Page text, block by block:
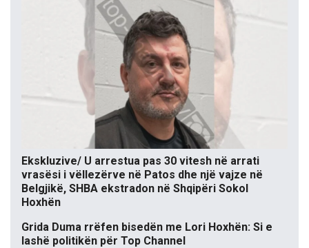
Ekskluzive/ U arrestua pas 30 vitesh në arrati
vrasësi i vëllezërve në Patos dhe një vajze në
Belgjikë, SHBA ekstradon në Shqipëri Sokol
Hoxhën
Grida Duma rrëfen bisedën me Lori Hoxhën: Si e
lashë politikën për Top Channel